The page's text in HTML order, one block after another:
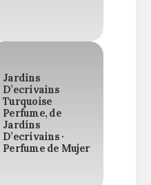
Jardins
D’ecrivains
Turquoise
Perfume, de
Jardins
D’ecrivains ·
Perfume de Mujer